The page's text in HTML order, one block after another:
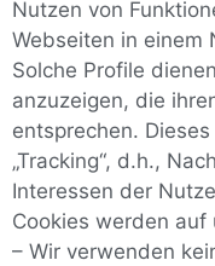
Nutzen von
Webseiten in einem
Solche Profile
anzuzeigen, die
entsprechen.
„Tracking“, d.h.,
Interessen der
Cookies werden
– Wir verwenden